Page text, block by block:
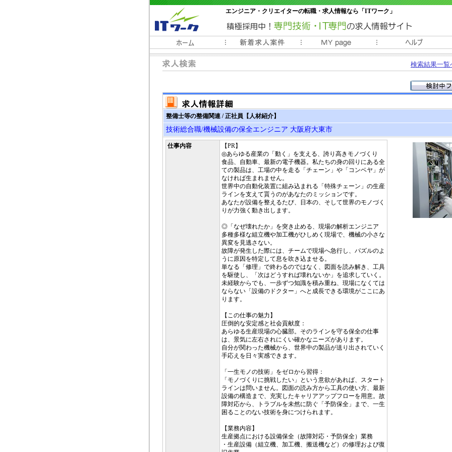
エンジニア・クリエイターの転職・求人情報なら「ITワーク」
常時3000件以上の求人情報掲載中
検索結果一覧
整備士等の整備関連 / 正社員【人材紹介】
技術総合職/機械設備の保全エンジニア 大阪府大東市
仕事内容
【PR】
◎あらゆる産業の「動く」を支える、誇り高きモノづくり
食品、自動車、最新の電子機器。私たちの身の回りにある全
ての製品は、工場の中を走る「チェーン」や「コンベヤ」が
なければ生まれません。
世界中の自動化装置に組み込まれる「特殊チェーン」の生産
ラインを支えて貰うのがあなたのミッションです。
あなたが設備を整えるたび、日本の、そして世界のモノづく
りが力強く動き出します。
◎「なぜ壊れたか」を突き止める、現場の解析エンジニア
多種多様な組立機や加工機がひしめく現場で、機械の小さな
異変を見逃さない。
故障が発生した際には、チームで現場へ急行し、パズルのよ
うに原因を特定して息を吹き込ませる。
単なる「修理」で終わるのではなく、図面を読み解き、工具
を駆使し、「次はどうすれば壊れないか」を追求していく。
未経験からでも、一歩ずつ知識を積み重ね、現場になくては
ならない「設備のドクター」へと成長できる環境がここにあ
ります。
【この仕事の魅力】
圧倒的な安定感と社会貢献度：
あらゆる生産現場の心臓部。そのラインを守る保全の仕事
は、景気に左右されにくい確かなニーズがあります。
自分が関わった機械から、世界中の製品が送り出されていく
手応えを日々実感できます。
「一生モノの技術」をゼロから習得：
「モノづくりに挑戦したい」という意欲があれば、スタート
ラインは問いません。図面の読み方から工具の使い方、最新
設備の構造まで、充実したキャリアアップフローを用意。故
障対応から、トラブルを未然に防ぐ「予防保全」まで、一生
困ることのない技術を身につけられます。
【業務内容】
生産拠点における設備保全（故障対応・予防保全）業務
・生産設備（組立機、加工機、搬送機など）の修理および復